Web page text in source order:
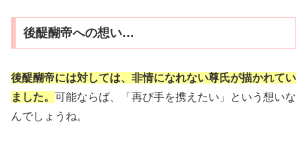
後醍醐帝への想い…
後醍醐帝には対しては、非情になれない尊氏が描かれてい
ました。 可能ならば、「再び手を携えたい」という想いな
んでしょうね。